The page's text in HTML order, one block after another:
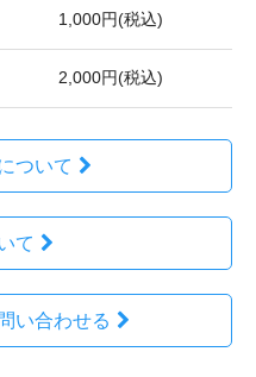
1,000円(税込)
2,000円(税込)
ついて
て
い合わせる